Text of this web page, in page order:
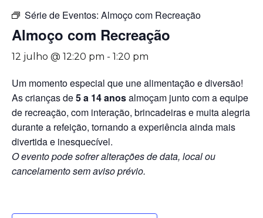
Série de Eventos: Almoço com Recreação
Almoço com Recreação
12 julho @ 12:20 pm - 1:20 pm
Um momento especial que une alimentação e diversão!
As crianças de5 a 14 anosalmoçam junto com a equipe
de recreação, com interação, brincadeiras e muita alegria
durante a refeição, tornando a experiência ainda mais
divertida e inesquecível.
O evento pode sofrer alterações de data, local ou
cancelamento sem aviso prévio.